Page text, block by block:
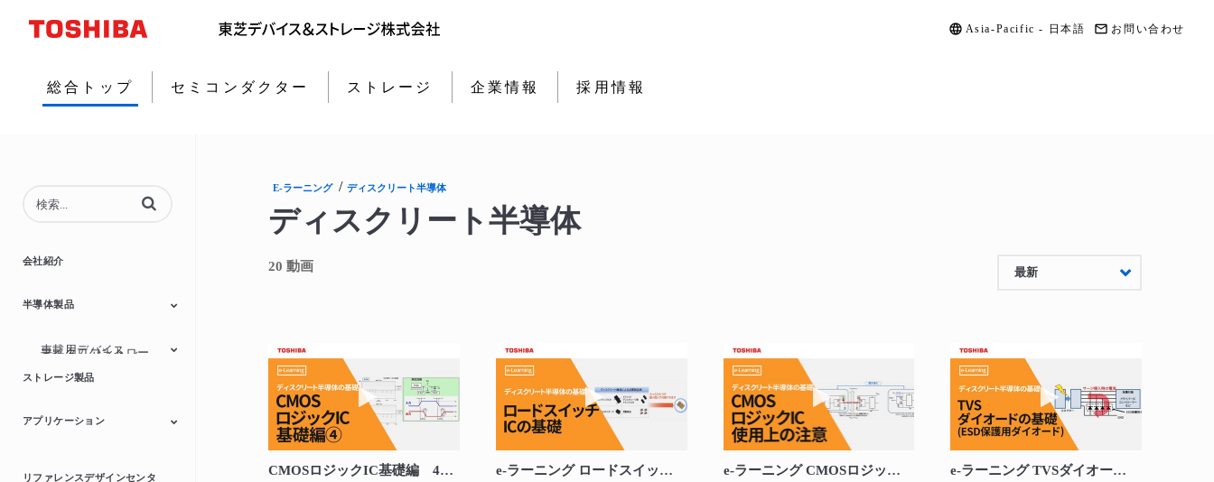
Asia-Pacific - 日本語 お問い合わせ
総合トップ セミコンダクター ストレージ 企業情報 採用情報
動画の検索語句を入力
会社紹介
半導体製品
車載用デバイス
マイクロコントロー
ラー
モータードライバー
ッドステートリレー
パワーマネジメント
リニアーIC
ストレージ製品
アプリケーション
民生/個人用機器
リファレンスデザインセンタ
E-ラーニング / ディスクリート半導体
ディスクリート半導体
20 動画 最新
動画を再生 CMOSロジックIC基礎編 4章 データシートの見方
CMOSロジックIC基礎編 4章 データシートの見方
動画を再生 e-ラーニング ロードスイッチICの基礎
e-ラーニング ロードスイッチICの基礎
動画を再生 e-ラーニング CMOSロジックIC 使用上の注意
e-ラーニング CMOSロジックIC 使用上の注意
動画を再生 e-ラーニン
e-ラーニング TVSダイオード (ESD保護用ダイオード) の基礎